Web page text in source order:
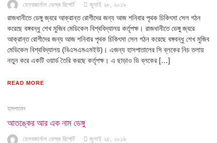
হেলথজার্নাল ডেস্ক রিপোর্ট জুলাই ২৮, ২০১৯
রাজধানীতে ডেঙ্গু জ্বরে আক্রান্ত রোগীদের জন্য আজ শনিবার পৃথক চিকিৎসা সেল গঠন
করেছে বঙ্গবন্ধু শেখ মুজিব মেডিকেল বিশ্ববিদ্যালয় কর্তৃপক্ষ। রাজধানীতে ডেঙ্গু জ্বরে
আক্রান্ত রোগীদের জন্য আজ শনিবার পৃথক চিকিৎসা সেল গঠন করেছে বঙ্গবন্ধু শেখ মুজিব
মেডিকেল বিশ্ববিদ্যালয় (বিএসএমএমইউ)। এজন্য হাসপাতালের সি ব্লকের নিচ তলায়
নতুন করে একটি ওয়ার্ড তৈরি করছে কর্তৃপক্ষ। এ ছাড়াও ডি ব্লকের […]
READ MORE
হাসপাতাল
আতঙ্কের আর এক নাম ডেঙ্গু
হেলথজার্নাল ডেস্ক রিপোর্ট জুলাই ২৫, ২০১৯